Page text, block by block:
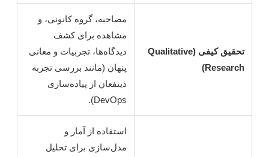
تحقیق کیفی (Qualitative
Research)
مصاحبه، گروه کانونی، و
مشاهده برای کشف
دیدگاه‌ها، تجربیات و معانی
پنهان (مانند بررسی تجربه
ذینفعان از پیاده‌سازی
DevOps).
استفاده از آمار و
مدل‌سازی برای تحلیل